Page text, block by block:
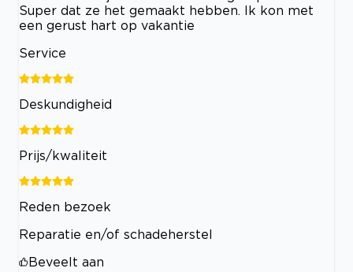
Super dat ze het gemaakt hebben. Ik kon met
een gerust hart op vakantie
Service
Deskundigheid
Prijs/kwaliteit
Reden bezoek
Reparatie en/of schadeherstel
Beveelt aan